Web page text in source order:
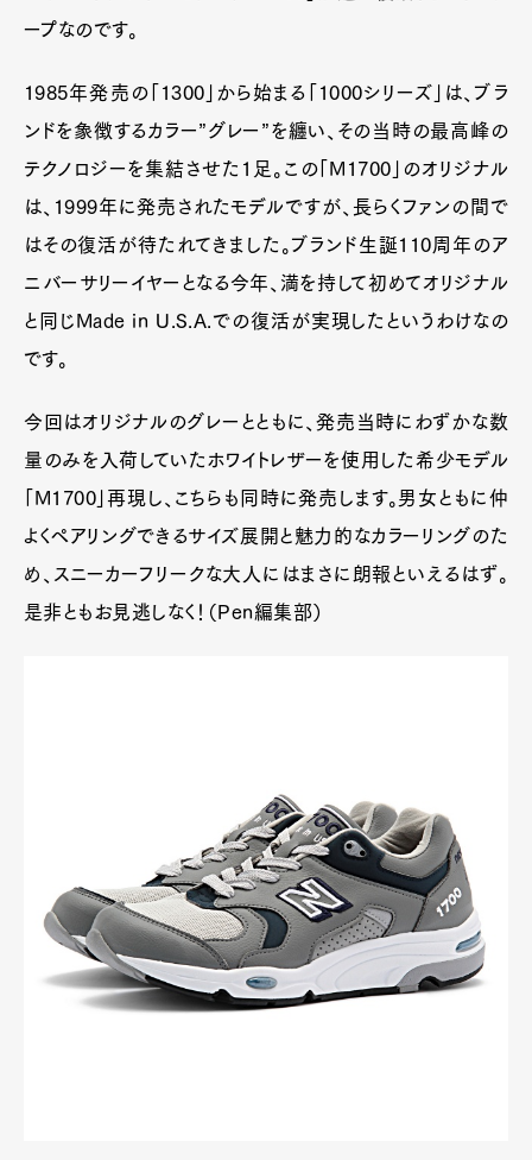
ープなのです。
1985年発売の「1300」から始まる「1000シリーズ」は、ブラ
ンドを象徴するカラー”グレー”を纏い、その当時の最高峰の
テクノロジーを集結させた1足。この「M1700」のオリジナル
は、1999年に発売されたモデルですが、長らくファンの間で
はその復活が待たれてきました。ブランド生誕110周年のア
ニバーサリーイヤーとなる今年、満を持して初めてオリジナル
と同じMade in U.S.A.での復活が実現したというわけなの
です。
今回はオリジナルのグレーとともに、発売当時にわずかな数
量のみを入荷していたホワイトレザーを使用した希少モデル
「M1700」再現し、こちらも同時に発売します。男女ともに仲
よくペアリングできるサイズ展開と魅力的なカラーリングのた
め、スニーカーフリークな大人にはまさに朗報といえるはず。
是非ともお見逃しなく！（Pen編集部）